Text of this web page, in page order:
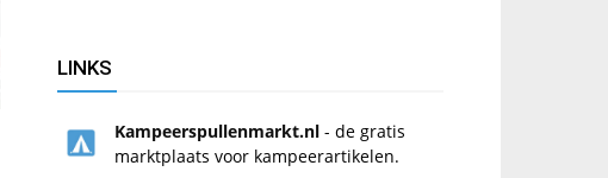
LINKS
Kampeerspullenmarkt.nl - de gratis
marktplaats voor kampeerartikelen.